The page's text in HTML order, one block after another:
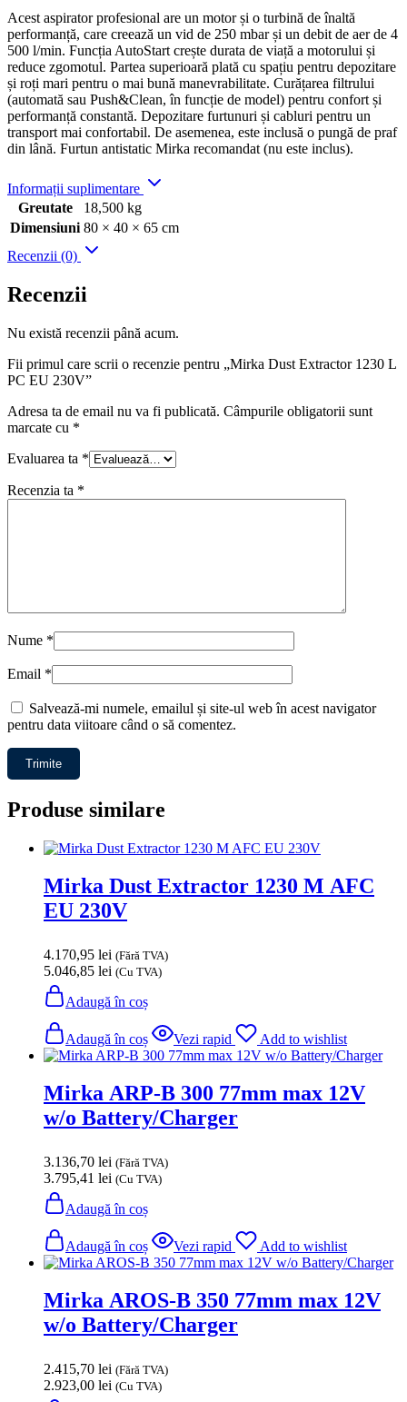
Acest aspirator profesional are un motor și o turbină de înaltă
performanță, care creează un vid de 250 mbar și un debit de aer de 4
500 l/min. Funcția AutoStart crește durata de viață a motorului și
reduce zgomotul. Partea superioară plată cu spațiu pentru depozitare
și roți mari pentru o mai bună manevrabilitate. Curățarea filtrului
(automată sau Push&Clean, în funcție de model) pentru confort și
performanță constantă. Depozitare furtunuri și cabluri pentru un
transport mai confortabil. De asemenea, este inclusă o pungă de praf
din lână. Furtun antistatic Mirka recomandat (nu este inclus).
Informații suplimentare
Greutate
18,500 kg
Dimensiuni 80 × 40 × 65 cm
Recenzii (0)
Recenzii
Nu există recenzii până acum.
Fii primul care scrii o recenzie pentru „Mirka Dust Extractor 1230 L
PC EU 230V”
Adresa ta de email nu va fi publicată. Câmpurile obligatorii sunt
marcate cu *
Evaluarea ta *
Recenzia ta *
Nume *
Email *
Salvează-mi numele, emailul și site-ul web în acest navigator
pentru data viitoare când o să comentez.
Produse similare
Mirka Dust Extractor 1230 M AFC
EU 230V
4.170,95 lei (Fără TVA)
5.046,85 lei (Cu TVA)
Adaugă în coș
Adaugă în coș Vezi rapid Add to wishlist
Mirka ARP-B 300 77mm max 12V
w/o Battery/Charger
3.136,70 lei (Fără TVA)
3.795,41 lei (Cu TVA)
Adaugă în coș
Adaugă în coș Vezi rapid Add to wishlist
Mirka AROS-B 350 77mm max 12V
w/o Battery/Charger
2.415,70 lei (Fără TVA)
2.923,00 lei (Cu TVA)